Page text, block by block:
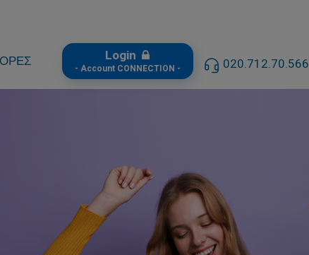
Login
- Account CONNECTION - 020.712.70.566